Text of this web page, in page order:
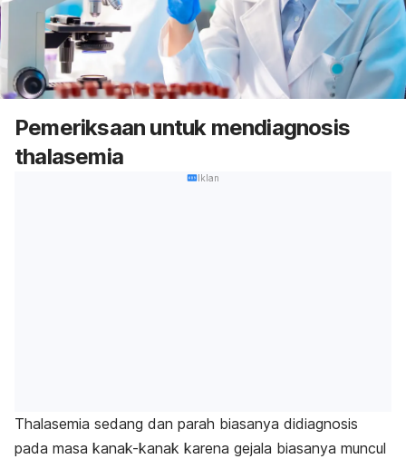
Pemeriksaan untuk mendiagnosis
thalasemia
Iklan
Thalasemia sedang dan parah biasanya didiagnosis
pada masa kanak-kanak karena gejala biasanya muncul